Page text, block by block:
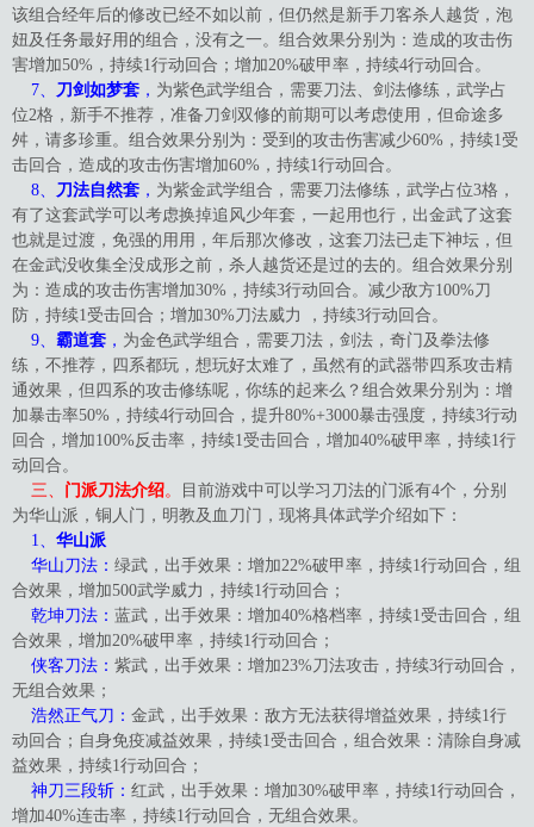
该组合经年后的修改已经不如以前，但仍然是新手刀客杀人越货，泡
妞及任务最好用的组合，没有之一。组合效果分别为：造成的攻击伤
害增加50%，持续1行动回合；增加20%破甲率，持续4行动回合。
7、 刀剑如梦套 ， 为紫色武学组合，需要刀法、剑法修练，武学占
位2格，新手不推荐，准备刀剑双修的前期可以考虑使用，但命途多
舛，请多珍重。组合效果分别为：受到的攻击伤害减少60%，持续1受
击回合，造成的攻击伤害增加60%，持续1行动回合。
8、 刀法自然套 ， 为紫金武学组合，需要刀法修练，武学占位3格，
有了这套武学可以考虑换掉追风少年套，一起用也行，出金武了这套
也就是过渡，免强的用用，年后那次修改，这套刀法已走下神坛，但
在金武没收集全没成形之前，杀人越货还是过的去的。组合效果分别
为：造成的攻击伤害增加30%，持续3行动回合。减少敌方100%刀
防，持续1受击回合；增加30%刀法威力 ，持续3行动回合。
9、 霸道套 ， 为金色武学组合，需要刀法，剑法，奇门及拳法修
练，不推荐，四系都玩，想玩好太难了，虽然有的武器带四系攻击精
通效果，但四系的攻击修练呢，你练的起来么？组合效果分别为：增
加暴击率50%，持续4行动回合，提升80%+3000暴击强度，持续3行动
回合，增加100%反击率，持续1受击回合，增加40%破甲率，持续1行
动回合。
三、 门派刀法介绍。
目前游戏中可以学习刀法的门派有4个，分别
为华山派，铜人门，明教及血刀门，现将具体武学介绍如下：
1、 华山派
华山刀法： 绿武，出手效果：增加22%破甲率，持续1行动回合，组
合效果，增加500武学威力，持续1行动回合；
乾坤刀法： 蓝武，出手效果：增加40%格档率，持续1受击回合，组
合效果，增加20%破甲率，持续1行动回合；
侠客刀法： 紫武，出手效果：增加23%刀法攻击，持续3行动回合，
无组合效果；
浩然正气刀： 金武，出手效果：敌方无法获得增益效果，持续1行
动回合；自身免疫减益效果，持续1受击回合，组合效果：清除自身减
益效果，持续1行动回合；
神刀三段斩： 红武，出手效果：增加30%破甲率，持续1行动回合，
增加40%连击率，持续1行动回合，无组合效果。